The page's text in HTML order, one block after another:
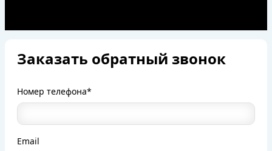
Заказать обратный звонок
Номер телефона*
Email